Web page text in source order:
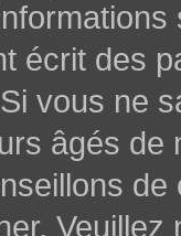
écrit des
vous ne
âgés